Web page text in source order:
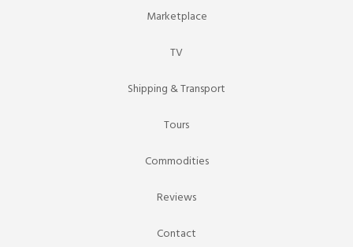
Marketplace
TV
Shipping & Transport
Tours
Commodities
Reviews
Contact